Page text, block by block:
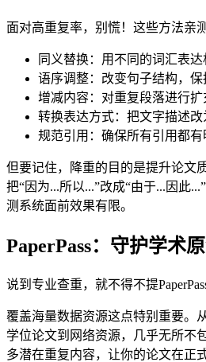
面对高重复率，别慌！这些方法亲
同义替换：用不同的词汇表
语序调整：改变句子结构，保
增减内容：对重复段落进行扩
转换表达方式：把文字描述改
规范引用：确保所有引用都有
但要记住，降重的目的是提升论文
把“因为...所以...”改成“由于...因此
测系统面前效果有限。
PaperPass：守护学术
说到专业查重，就不得不提
覆盖海量数据资源这点特别重要。
学位论文到网络资源，几乎无所不
多潜在重复内容，让你的论文在正